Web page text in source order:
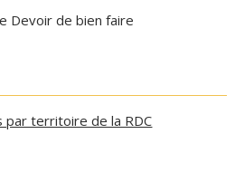
Devoir de bien faire
territoire de la RDC